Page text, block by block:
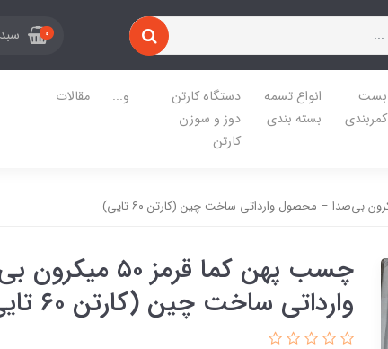
0
بست
کمربندی
انواع تسمه
بسته بندی
دستگاه کارتن
دوز و سوزن
کارتن
و...
مقالات
چسب پهن کما
وارداتی ساخت چین (کارتن ۶۰ تایی)